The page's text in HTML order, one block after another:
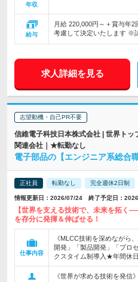
年収
給与
月給 220,000円～＋賞与年
考慮して決定いたします ※
求人詳細を見る
志望動機・自己PR不要
信維電子科技日本株式会社 | 世界ト
関連会社｜★転勤なし
電子部品の【エンジニア系総合
正社員 転勤なし 完全週休2日制
情報更新日：2026/07/24 終了予定日：
【世界を支える技術で、未来を拓
を存分に発揮＆伸ばせる！
仕事内容
《MLCC技術を深めながら
開発」「製品開発」「プロ
クスタイム制導入★年間休
《世界が求める技術を発信